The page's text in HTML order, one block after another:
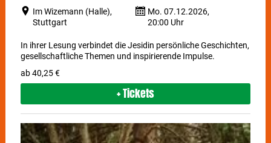
Im Wizemann (Halle),
Stuttgart
Mo. 07.12.2026,
20:00 Uhr
In ihrer Lesung verbindet die Jesidin persönliche Geschichten,
gesellschaftliche Themen und inspirierende Impulse.
ab 40,25 €
+ Tickets